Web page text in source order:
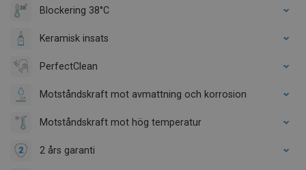
Blockering 38°C
Keramisk insats
PerfectClean
Motståndskraft mot avmattning och korrosion
Motståndskraft mot hög temperatur
2 års garanti